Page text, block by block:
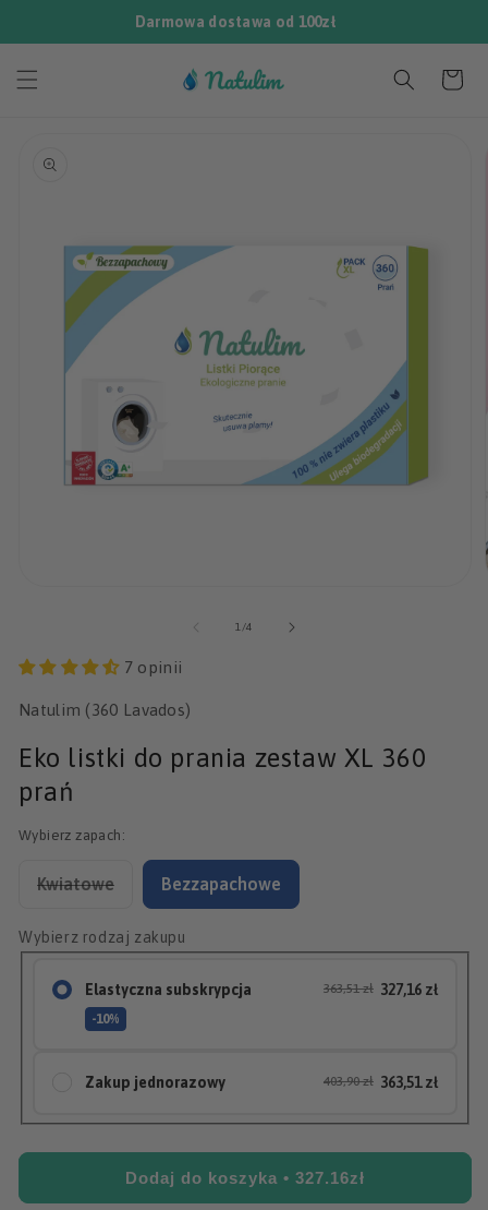
Darmowa dostawa od 100zł
treści
Koszyk
informacji
oknie
modalnym
1 /z4
7 opinii
Natulim (360 Lavados)
Eko listki do prania zestaw XL 360
prań
Wybierz zapach:
Kwiatowe
wyprzedany
lub
niedostępny
Bezzapachowe
Wybierz rodzaj zakupu
Elastyczna subskrypcja 363,51 zł 327,16 zł
-10%
DARMOWA dostawa
Dostawa co:
30 dni
60 dni 90 dni
Zakup jednorazowy 403,90 zł 363,51 zł
Dodaj do koszyka • 327.16zł